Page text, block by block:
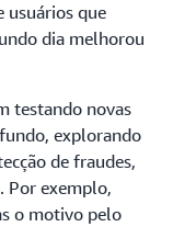
usuários que
dia melhorou
testando novas
explorando
de fraudes,
Por exemplo,
o motivo pelo